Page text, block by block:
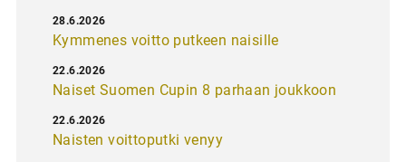
Kymmenes voitto putkeen naisille
28.6.2026
Naiset Suomen Cupin 8 parhaan joukkoon
22.6.2026
Naisten voittoputki venyy
22.6.2026